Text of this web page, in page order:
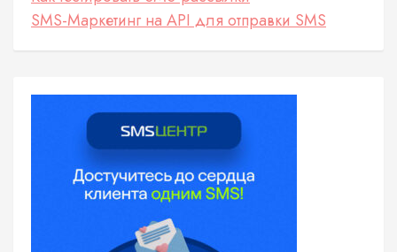
SMS-Маркетинг на API для отправки SMS